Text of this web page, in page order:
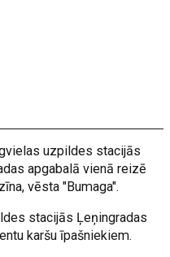
uzpildes stacijās
apgabalā vienā reizē
vēsta "Bumaga".
stacijās Ļeņingradas
karšu īpašniekiem.